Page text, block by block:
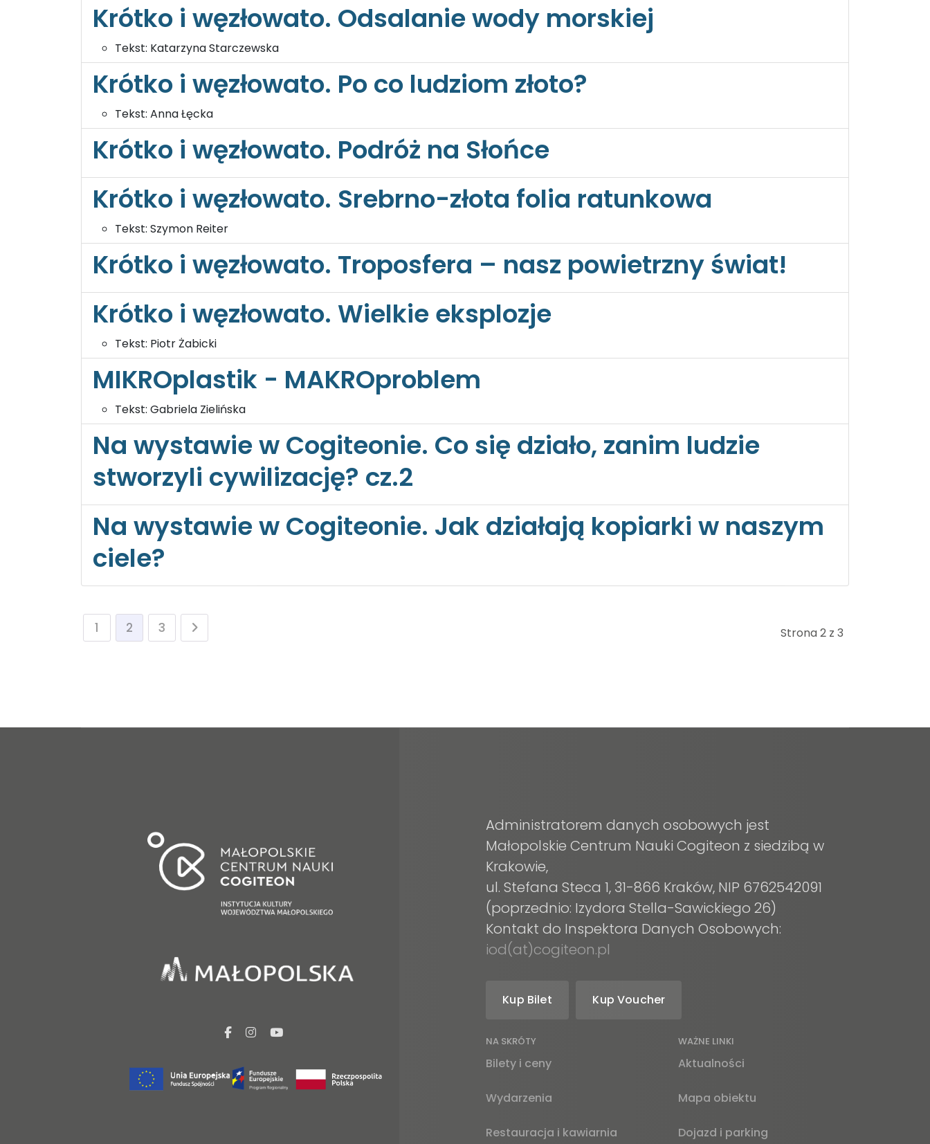
Krótko i węzłowato. Odsalanie wody morskiej
Tekst: Katarzyna Starczewska
Krótko i węzłowato. Po co ludziom złoto?
Tekst: Anna Łęcka
Krótko i węzłowato. Podróż na Słońce
Krótko i węzłowato. Srebrno-złota folia ratunkowa
Tekst: Szymon Reiter
Krótko i węzłowato. Troposfera – nasz powietrzny świat!
Krótko i węzłowato. Wielkie eksplozje
Tekst: Piotr Żabicki
MIKROplastik - MAKROproblem
Tekst: Gabriela Zielińska
Na wystawie w Cogiteonie. Co się działo, zanim ludzie
stworzyli cywilizację? cz.2
Na wystawie w Cogiteonie. Jak działają kopiarki w naszym
ciele?
Strona 2 z 3
1 2 3
facebook
Instagram
Youtube
Administratorem danych osobowych jest
Małopolskie Centrum Nauki Cogiteon z siedzibą w
Krakowie,
ul. Stefana Steca 1, 31-866 Kraków, NIP 6762542091
(poprzednio: Izydora Stella-Sawickiego 26)
Kontakt do Inspektora Danych Osobowych:
iod(at)cogiteon.pl
Kup Bilet Kup Voucher
NA SKRÓTY
Bilety i ceny
Wydarzenia
Restauracja i kawiarnia
WAŻNE LINKI
Aktualności
Mapa obiektu
Dojazd i parking